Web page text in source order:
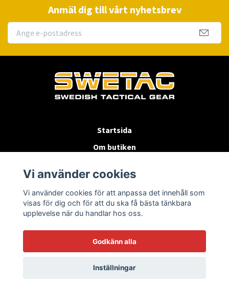
Anmäl dig till vårt nyhetsbrev
Startsida
Om butiken
Byten & Returer
Kontakta oss
Vi använder cookies
Vi använder cookies för att anpassa det innehåll som
visas för dig och för att du ska få bästa tänkbara
upplevelse när du handlar hos oss.
Godkänn alla
Inställningar